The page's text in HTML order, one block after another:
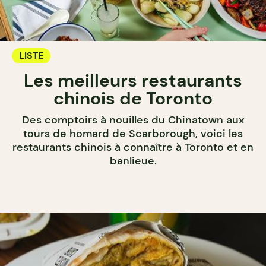
LISTE
Les meilleurs restaurants
chinois de Toronto
Des comptoirs à nouilles du Chinatown aux
tours de homard de Scarborough, voici les
restaurants chinois à connaître à Toronto et en
banlieue.